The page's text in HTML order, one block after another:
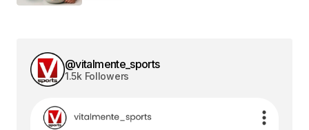
@vitalmente_sports
1.5k Followers